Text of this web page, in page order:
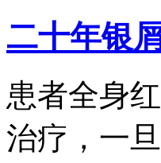
二十年银
患者全身
治疗，一